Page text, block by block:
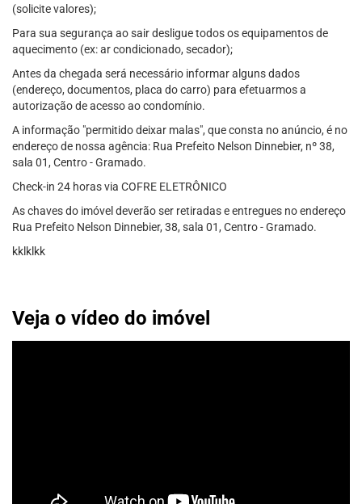
(solicite valores);
Para sua segurança ao sair desligue todos os equipamentos de
aquecimento (ex: ar condicionado, secador);
Antes da chegada será necessário informar alguns dados
(endereço, documentos, placa do carro) para efetuarmos a
autorização de acesso ao condomínio.
A informação "permitido deixar malas", que consta no anúncio, é no
endereço de nossa agência: Rua Prefeito Nelson Dinnebier, nº 38,
sala 01, Centro - Gramado.
Check-in 24 horas via COFRE ELETRÔNICO
As chaves do imóvel deverão ser retiradas e entregues no endereço
Rua Prefeito Nelson Dinnebier, 38, sala 01, Centro - Gramado.
kklklkk
Veja o vídeo do imóvel